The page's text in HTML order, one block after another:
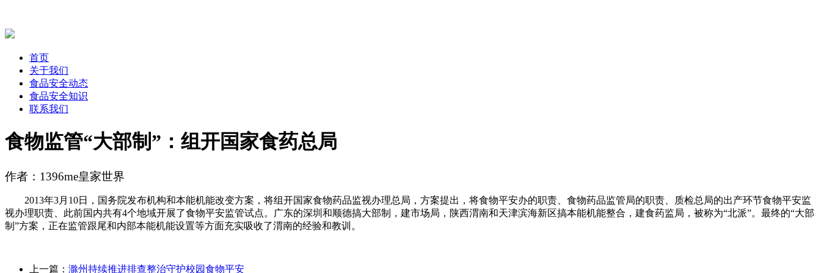
首页
关于我们
食品安全动态
食品安全知识
联系我们
食物监管“大部制”：组开国家食药总局
作者：1396me皇家世界
2013年3月10日，国务院发布机构和本能机能改变方案，将组开国家食物药品监视办理总局，方案提出，将食物平安办的职责、食物药品监管局的职责、质检总局的出产环节食物平安监
视办理职责、此前国内共有4个地域开展了食物平安监管试点。广东的深圳和顺德搞大部制，建市场局，陕西渭南和天津滨海新区搞本能机能整合，建食药监局，被称为“北派”。最终的“大部
制”方案，正在监管跟尾和内部本能机能设置等方面充实吸收了渭南的经验和教训。
上一篇： 滁州持续推进排查整治守护校园食物平安